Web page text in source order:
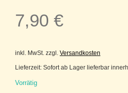
7,90 €
inkl. MwSt. zzgl. Versandkosten
Lieferzeit: Sofort ab Lager lieferbar
Vorrätig